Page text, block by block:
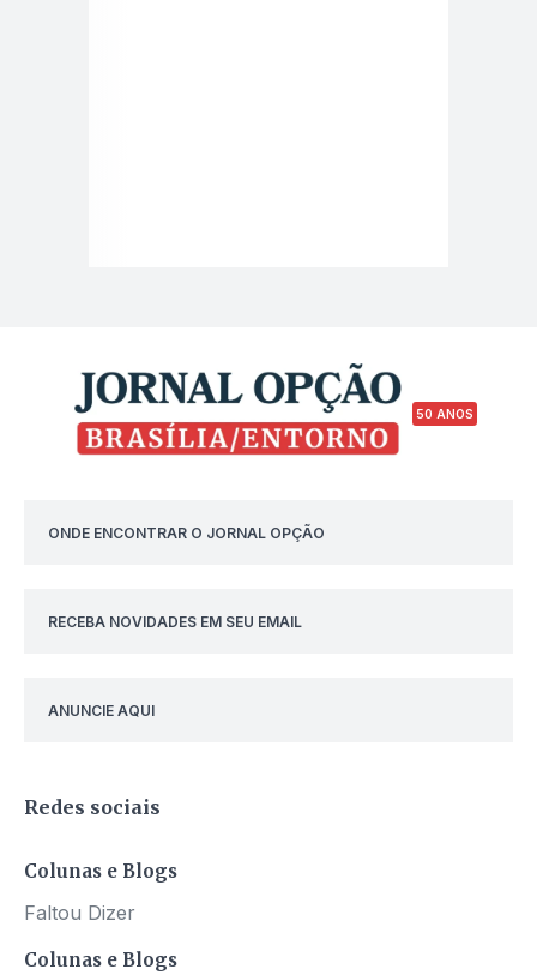
50 ANOS
ONDE ENCONTRAR O JORNAL OPÇÃO
RECEBA NOVIDADES EM SEU EMAIL
ANUNCIE AQUI
Redes sociais
Colunas e Blogs
Faltou Dizer
Colunas e Blogs